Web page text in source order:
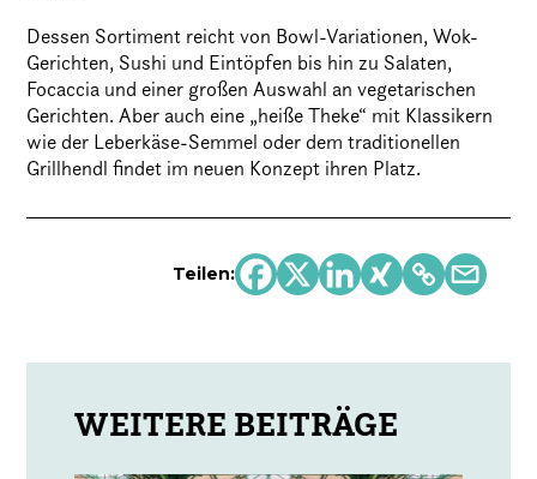
Dessen Sortiment reicht von Bowl-Variationen, Wok-
Gerichten, Sushi und Eintöpfen bis hin zu Salaten,
Focaccia und einer großen Auswahl an vegetarischen
Gerichten. Aber auch eine „heiße Theke“ mit Klassikern
wie der Leberkäse-Semmel oder dem traditionellen
Grillhendl findet im neuen Konzept ihren Platz.
Teilen: